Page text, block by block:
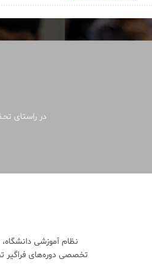
در راستای
نظام آموزشی
تخصصی دوره‌های فراگیر